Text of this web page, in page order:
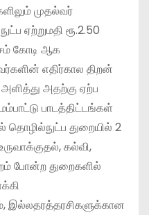
முதல்வர்
ஏற்றுமதி ரூ.2.50
கோடி ஆக
எதிர்கால திறன்
அதற்கு ஏற்ப
பாடத்திட்டங்கள்
தொழில்நுட்ப துறையில் 2
கல்வி,
போன்ற துறைகளில்
இல்லதரத்தரசிகளுக்கான